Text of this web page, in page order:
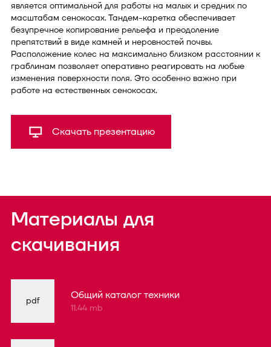
является оптимальной для работы на малых и средних по
масштабам сенокосах. Тандем-каретка обеспечивает
безупречное копирование рельефа и преодоление
препятствий в виде камней и неровностей почвы.
Расположение колес на максимально близком расстоянии к
граблинам позволяет оперативно реагировать на любые
изменения поверхности поля. Это особенно важно при
работе на естественных сенокосах.
Скачать презентацию
Материалы для
скачивания
pdf Общий каталог техники
11.44 mb